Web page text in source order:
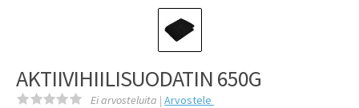
AKTIIVIHIILISUODATIN 650G
Ei arvosteluita |Arvostele